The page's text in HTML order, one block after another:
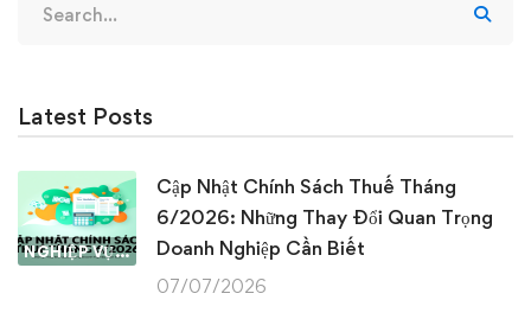
for:
Latest Posts
NGHIỆP VỤ KẾ TOÁN & THUẾ
Cập Nhật Chính Sách Thuế Tháng
6/2026: Những Thay Đổi Quan Trọng
Doanh Nghiệp Cần Biết
07/07/2026